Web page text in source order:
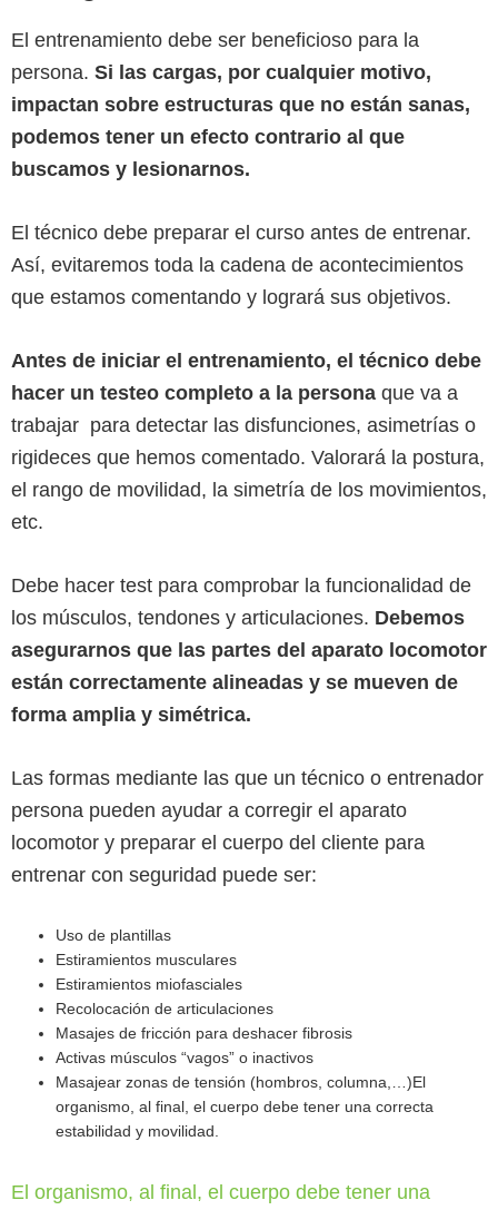
El entrenamiento debe ser beneficioso para la
persona. Si las cargas, por cualquier motivo,
impactan sobre estructuras que no están sanas,
podemos tener un efecto contrario al que
buscamos y lesionarnos.
El técnico debe preparar el curso antes de entrenar.
Así, evitaremos toda la cadena de acontecimientos
que estamos comentando y logrará sus objetivos.
Antes de iniciar el entrenamiento, el técnico debe
hacer un testeo completo a la persona que va a
trabajar para detectar las disfunciones, asimetrías o
rigideces que hemos comentado. Valorará la postura,
el rango de movilidad, la simetría de los movimientos,
etc.
Debe hacer test para comprobar la funcionalidad de
los músculos, tendones y articulaciones. Debemos
asegurarnos que las partes del aparato locomotor
están correctamente alineadas y se mueven de
forma amplia y simétrica.
Las formas mediante las que un técnico o entrenador
persona pueden ayudar a corregir el aparato
locomotor y preparar el cuerpo del cliente para
entrenar con seguridad puede ser:
Uso de plantillas
Estiramientos musculares
Estiramientos miofasciales
Recolocación de articulaciones
Masajes de fricción para deshacer fibrosis
Activas músculos “vagos” o inactivos
Masajear zonas de tensión (hombros, columna,…)El
organismo, al final, el cuerpo debe tener una correcta
estabilidad y movilidad.
El organismo, al final, el cuerpo debe tener una